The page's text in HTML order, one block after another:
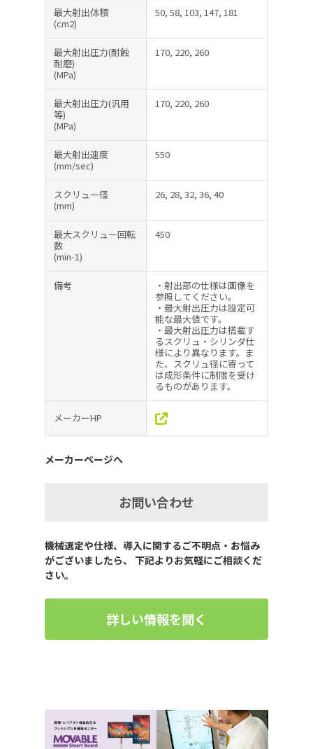
最大射出体積
(cm2)
50, 58, 103, 147, 181
最大射出圧力(耐蝕
耐磨)
(MPa)
170, 220, 260
最大射出圧力(汎用
等)
(MPa)
170, 220, 260
最大射出速度
(mm/sec)
550
スクリュー径
(mm)
26, 28, 32, 36, 40
最大スクリュー回転
数
(min-1)
450
備考
・射出部の仕様は画像を
参照してください。
・最大射出圧力は設定可
能な最大値です。
・最大射出圧力は搭載す
るスクリュ・シリンダ仕
様により異なります。ま
た、スクリュ径に寄って
は成形条件に制限を受け
るものがあります。
メーカーHP
メーカーページへ
お問い合わせ
機械選定や仕様、導入に関するご不明点・お悩み
がございましたら、 下記よりお気軽にご相談くだ
さい。
詳しい情報を聞く